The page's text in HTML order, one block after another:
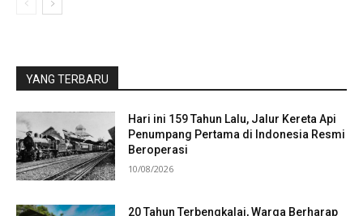
YANG TERBARU
Hari ini 159 Tahun Lalu, Jalur Kereta Api
Penumpang Pertama di Indonesia Resmi
Beroperasi
10/08/2026
20 Tahun Terbengkalai, Warga Berharap